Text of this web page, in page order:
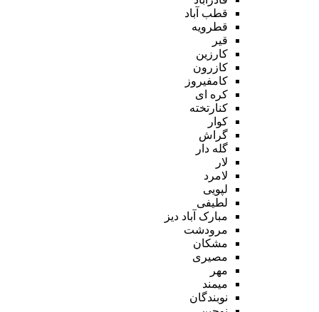
قطب آباد
قطرویه
قیر
کارزین
کازرون
کامفیروز
کره ای
کنارتخته
کوار
گراش
گله دار
لار
لامرد
لپویی
لطیفی
مبارک آباد دیز
مرودشت
مشکان
مصیری
مهر
میمند
نوبندگان